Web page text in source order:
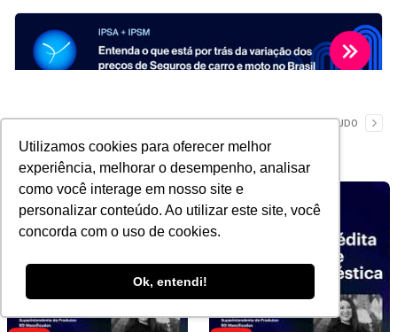
Utilizamos cookies para oferecer melhor
experiência, melhorar o desempenho, analisar
como você interage em nosso site e
personalizar conteúdo. Ao utilizar este site, você
concorda com o uso de cookies.
Ok, entendi!
YouTube VER TUDO